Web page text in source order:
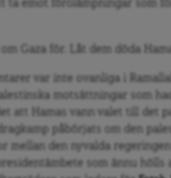
ta emot förolämpningar som
Gaza för. Låt dem döda
var inte ovanliga i
motsättningar som
att Hamas vann valet till det
påbörjats om den
mellan den nyvalda
som ännu hölls